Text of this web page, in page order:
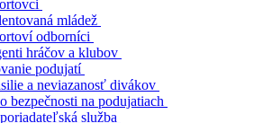
mládež
odborníci
hráčov a klubov
podujatí
a neviazanosť divákov
bezpečnosti na podujatiach
služba